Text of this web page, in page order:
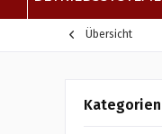
Übersicht
Kategorien